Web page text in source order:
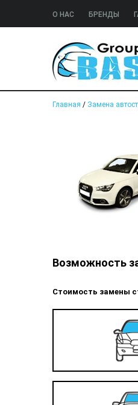
О НАС БРЕНДЫ
Главная / Замена
Возможность
Стоимость замены